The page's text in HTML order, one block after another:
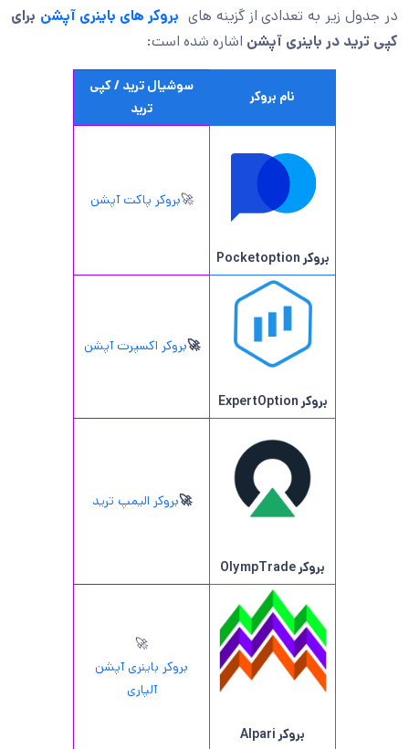
در جدول زیر به تعدادی از گزینه های بروکر های باینری آپشن برای
کپی ترید در باینری آپشن اشاره شده است:
نام بروکر
سوشیال ترید / کپی
ترید
بروکر Pocketoption
🚀بروکر پاکت آپشن
بروکر ExpertOption
🚀بروکر اکسپرت آپشن
بروکر OlympTrade
🚀بروکر الیمپ ترید
بروکر Alpari
🚀
بروکر باینری آپشن
آلپاری